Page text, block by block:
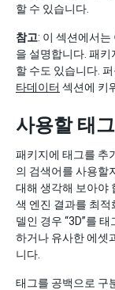
할 수 있습니다.
참고: 이 섹션에서는
을 설명합니다. 패
할 수도 있습니다.
타데이터 섹션에 키
사용할 태
패키지에 태그를 추
의 검색어를 사용할
대해 생각해 보아야
색 엔진 결과를 최적
델인 경우 “3D”를
하거나 유사한 에셋
니다.
태그를 공백으로 구